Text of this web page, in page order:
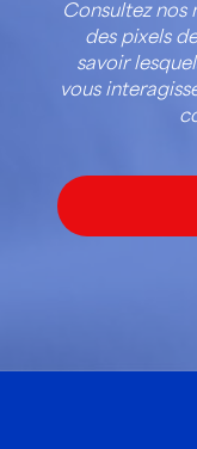
Consultez nos
des pixels
savoir
vous